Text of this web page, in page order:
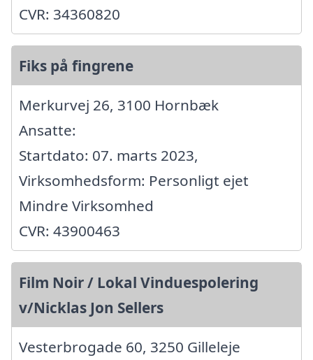
CVR: 34360820
Fiks på fingrene
Merkurvej 26, 3100 Hornbæk
Ansatte:
Startdato: 07. marts 2023,
Virksomhedsform: Personligt ejet
Mindre Virksomhed
CVR: 43900463
Film Noir / Lokal Vinduespolering
v/Nicklas Jon Sellers
Vesterbrogade 60, 3250 Gilleleje